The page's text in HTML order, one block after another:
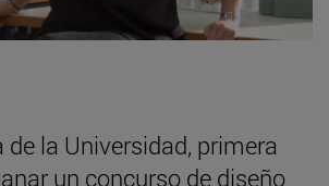
de la Universidad, primera
un concurso de diseño